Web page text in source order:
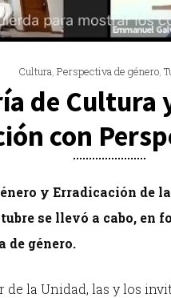
Cultura, Perspectiva de género,
de Cultura
con
y Erradicación de
se llevó a cabo,
de género.
la Unidad, las y los